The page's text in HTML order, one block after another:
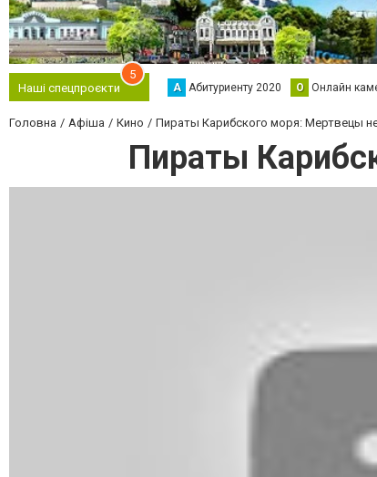
Наші спецпроєкти
5
А Абитуриенту 2020 О Онлайн
Головна Афіша Кино Пираты Карибского моря: Мертвецы
Пираты